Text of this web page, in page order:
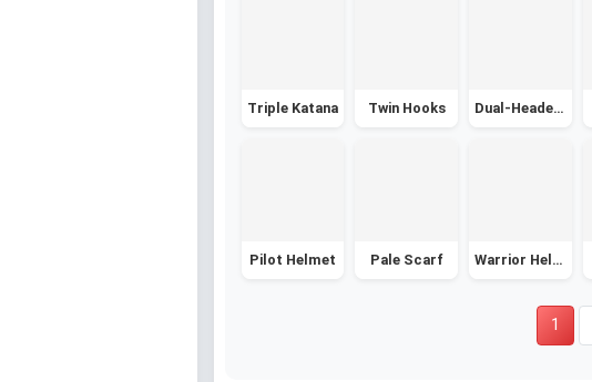
Triple Katana Twin Hooks Dual-Headed Blade
Pilot Helmet Pale Scarf Warrior Helmet
1